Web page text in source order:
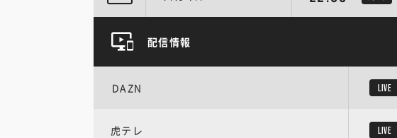
配信情報
DAZN LIVE
虎テレ LIVE